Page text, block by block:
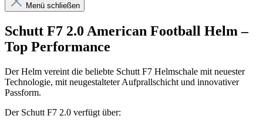
Menü schließen
Schutt F7 2.0 American Football Helm –
Top Performance
Der Helm vereint die beliebte Schutt F7 Helmschale mit neuester
Technologie, mit neugestalteter Aufprallschicht und innovativer
Passform.
Der Schutt F7 2.0 verfügt über: